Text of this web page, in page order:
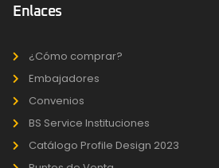
Enlaces
¿Cómo comprar?
Embajadores
Convenios
BS Service Instituciones
Catálogo Profile Design 2023